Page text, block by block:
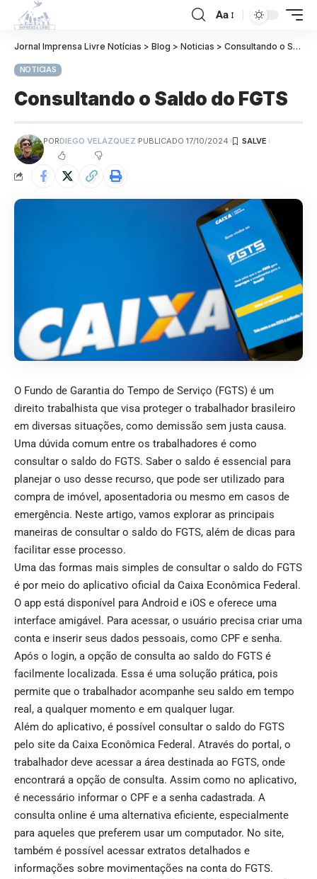
Aa
Jornal Imprensa Livre Notícias > Blog > Noticias > Consultando o Saldo do FGTS
NOTICIAS
Consultando o Saldo do FGTS
PORDIEGO VELÁZQUEZ PUBLICADO 17/10/2024
O Fundo de Garantia do Tempo de Serviço (FGTS) é um
direito trabalhista que visa proteger o trabalhador brasileiro
em diversas situações, como demissão sem justa causa.
Uma dúvida comum entre os trabalhadores é como
consultar o saldo do FGTS. Saber o saldo é essencial para
planejar o uso desse recurso, que pode ser utilizado para
compra de imóvel, aposentadoria ou mesmo em casos de
emergência. Neste artigo, vamos explorar as principais
maneiras de consultar o saldo do FGTS, além de dicas para
facilitar esse processo.
Uma das formas mais simples de consultar o saldo do FGTS
é por meio do aplicativo oficial da Caixa Econômica Federal.
O app está disponível para Android e iOS e oferece uma
interface amigável. Para acessar, o usuário precisa criar uma
conta e inserir seus dados pessoais, como CPF e senha.
Após o login, a opção de consulta ao saldo do FGTS é
facilmente localizada. Essa é uma solução prática, pois
permite que o trabalhador acompanhe seu saldo em tempo
real, a qualquer momento e em qualquer lugar.
Além do aplicativo, é possível consultar o saldo do FGTS
pelo site da Caixa Econômica Federal. Através do portal, o
trabalhador deve acessar a área destinada ao FGTS, onde
encontrará a opção de consulta. Assim como no aplicativo,
é necessário informar o CPF e a senha cadastrada. A
consulta online é uma alternativa eficiente, especialmente
para aqueles que preferem usar um computador. No site,
também é possível acessar extratos detalhados e
informações sobre movimentações na conta do FGTS.